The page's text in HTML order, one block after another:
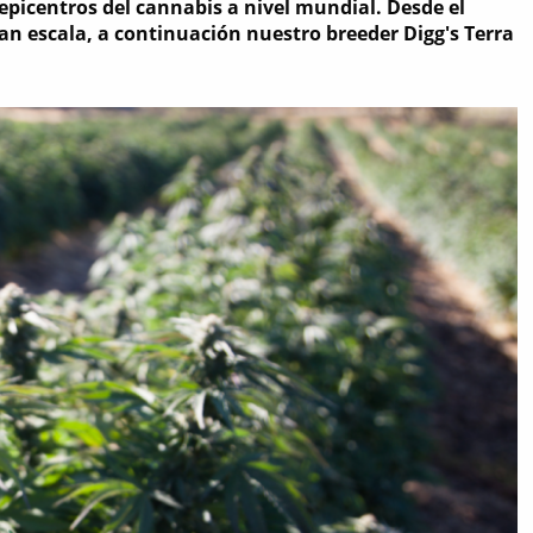
del cannabis a nivel mundial. Desde el
escala, a continuación nuestro breeder Digg's Terra